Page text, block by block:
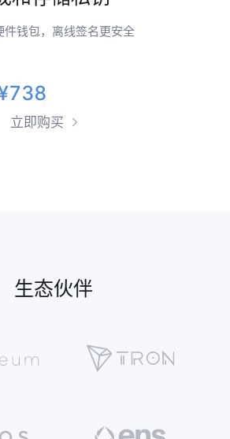
件钱包，离线签名更安全
立即购买
生态伙伴